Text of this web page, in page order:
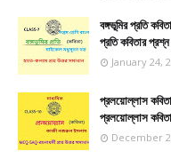
বঙ্গভূমির প্রতি
প্রতি কবিতার
January 24,
প্রলয়োল্লাস
প্রলয়োল্লাস
December